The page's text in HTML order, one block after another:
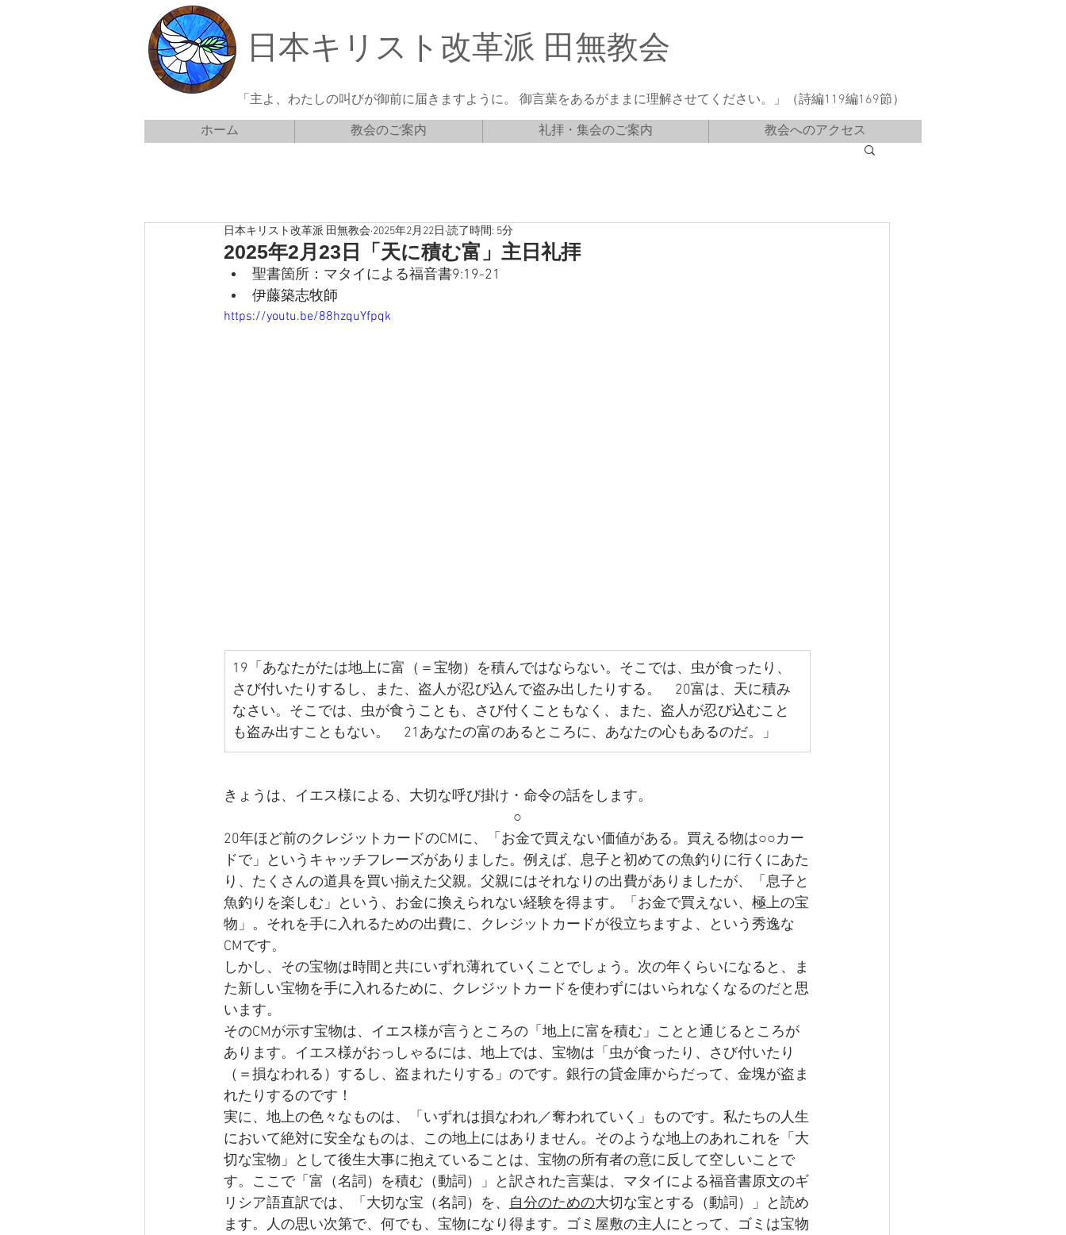
日本キリスト改革派 田無教会
「主よ、わたしの叫びが御前に届きますように。 御言葉をあるがままに理解させてください。」（詩編119編169節）
ホーム
教会のご案内 礼拝・集会のご案内 教会へのアクセス
2025年2月23日「天に積む富」主日礼拝
日本キリスト改革派 田無教会 2025年2月22日 読了時間: 5分
聖書箇所：マタイによる福音書9:19-21
伊藤築志牧師
https://youtu.be/88hzquYfpqk
19「あなたがたは地上に富（＝宝物）を積んではならない。そこでは、虫が食ったり、
さび付いたりするし、また、盗人が忍び込んで盗み出したりする。　20富は、天に積み
なさい。そこでは、虫が食うことも、さび付くこともなく、また、盗人が忍び込むこと
も盗み出すこともない。　21あなたの富のあるところに、あなたの心もあるのだ。」
きょうは、イエス様による、大切な呼び掛け・命令の話をします。
○
20年ほど前のクレジットカードのCMに、「お金で買えない価値がある。買える物は○○カー
ドで」というキャッチフレーズがありました。例えば、息子と初めての魚釣りに行くにあた
り、たくさんの道具を買い揃えた父親。父親にはそれなりの出費がありましたが、「息子と
魚釣りを楽しむ」という、お金に換えられない経験を得ます。「お金で買えない、極上の宝
物」。それを手に入れるための出費に、クレジットカードが役立ちますよ、という秀逸な
CMです。
しかし、その宝物は時間と共にいずれ薄れていくことでしょう。次の年くらいになると、ま
た新しい宝物を手に入れるために、クレジットカードを使わずにはいられなくなるのだと思
います。
そのCMが示す宝物は、イエス様が言うところの「地上に富を積む」ことと通じるところが
あります。イエス様がおっしゃるには、地上では、宝物は「虫が食ったり、さび付いたり
（＝損なわれる）するし、盗まれたりする」のです。銀行の貸金庫からだって、金塊が盗ま
れたりするのです！
実に、地上の色々なものは、「いずれは損なわれ／奪われていく」ものです。私たちの人生
において絶対に安全なものは、この地上にはありません。そのような地上のあれこれを「大
切な宝物」として後生大事に抱えていることは、宝物の所有者の意に反して空しいことで
す。ここで「富（名詞）を積む（動詞）」と訳された言葉は、マタイによる福音書原文のギ
リシア語直訳では、「大切な宝（名詞）を、 自分のための大切な宝とする（動詞）」と読め
ます。人の思い次第で、何でも、宝物になり得ます。ゴミ屋敷の主人にとって、ゴミは宝物